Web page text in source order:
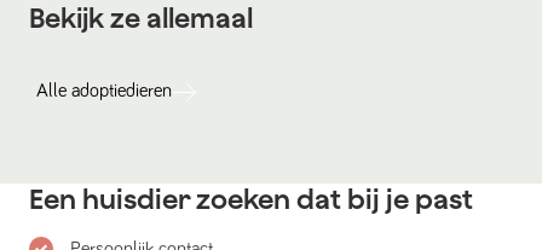
Bekijk ze allemaal
Alle adoptiedieren
Een huisdier zoeken dat bij je past